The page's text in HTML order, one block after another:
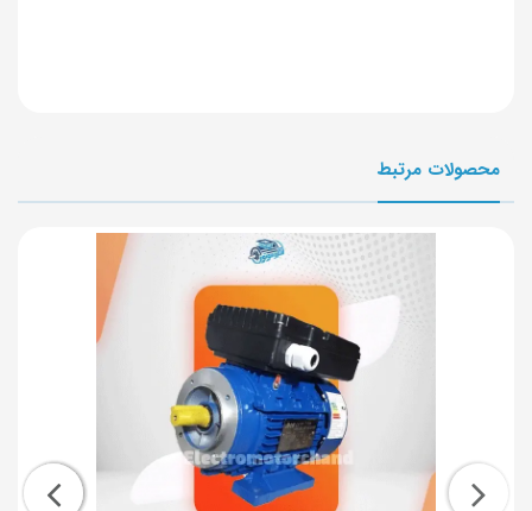
محصولات مرتبط